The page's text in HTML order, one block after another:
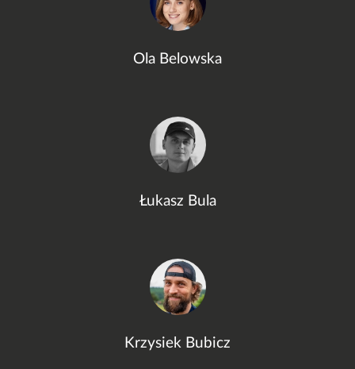
Ola Belowska
Łukasz Bula
Krzysiek Bubicz